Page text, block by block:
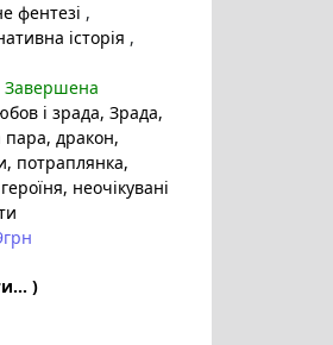
фентезі ,
історія ,
Завершена
і зрада, Зрада,
пара, дракон,
, потраплянка,
, неочікувані
)